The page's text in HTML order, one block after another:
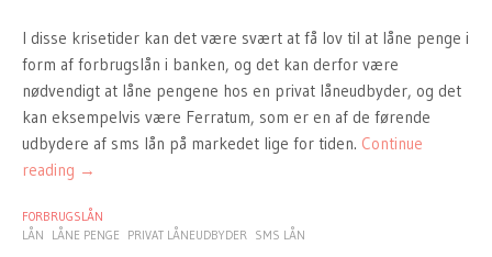
I disse krisetider kan det være svært at få lov til at låne penge i
form af forbrugslån i banken, og det kan derfor være
nødvendigt at låne pengene hos en privat låneudbyder, og det
kan eksempelvis være Ferratum, som er en af de førende
udbydere af sms lån på markedet lige for tiden. Continue
reading →
FORBRUGSLÅN
LÅN
LÅNE PENGE PRIVAT LÅNEUDBYDER SMS LÅN